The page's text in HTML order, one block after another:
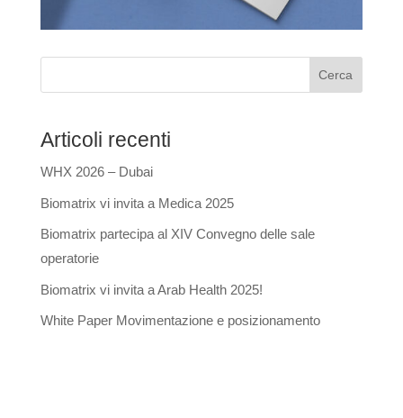
Cerca
Articoli recenti
WHX 2026 – Dubai
Biomatrix vi invita a Medica 2025
Biomatrix partecipa al XIV Convegno delle sale
operatorie
Biomatrix vi invita a Arab Health 2025!
White Paper Movimentazione e posizionamento